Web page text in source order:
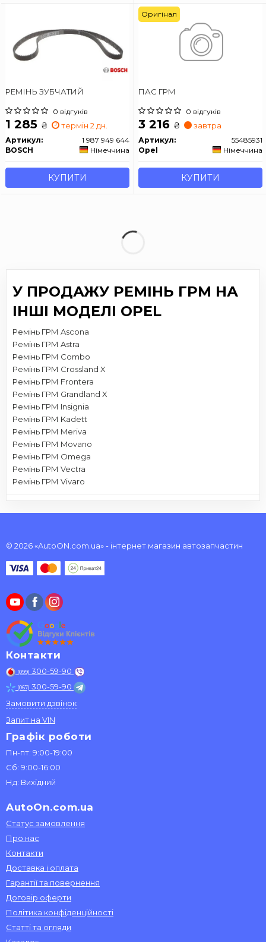
РЕМІНЬ ЗУБЧАТИЙ
0 відгуків
1 285 ₴ термін 2 дн.
Артикул:
1 987 949 644
BOSCH
Німеччина
КУПИТИ
ПАС ГРМ
0 відгуків
3 216 ₴ завтра
Артикул:
55485931
Opel
Німеччина
КУПИТИ
Оригінал
У ПРОДАЖУ РЕМІНЬ ГРМ НА
ІНШІ МОДЕЛІ OPEL
Ремінь ГРМ Ascona
Ремінь ГРМ Astra
Ремінь ГРМ Combo
Ремінь ГРМ Crossland X
Ремінь ГРМ Frontera
Ремінь ГРМ Grandland X
Ремінь ГРМ Insignia
Ремінь ГРМ Kadett
Ремінь ГРМ Meriva
Ремінь ГРМ Movano
Ремінь ГРМ Omega
Ремінь ГРМ Vectra
Ремінь ГРМ Vivaro
© 2026 «AutoON.com.ua» - інтернет магазин автозапчастин
Контакти
(099) 300-59-90
(067) 300-59-90
Замовити дзвінок
Запит на VIN
Графік роботи
Пн-пт: 9:00-19:00
Сб: 9:00-16:00
Нд: Вихідний
AutoOn.com.ua
Статус замовлення
Про нас
Контакти
Доставка і оплата
Гарантії та повернення
Договір оферти
Політика конфіденційності
Статті та огляди